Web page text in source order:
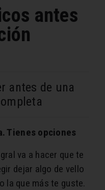
antes
antes de una
Tienes opciones
va a hacer que te
dejar algo de vello
la que más te guste.